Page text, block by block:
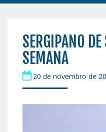
SERGIPANO
SEMANA
20 de novembro de